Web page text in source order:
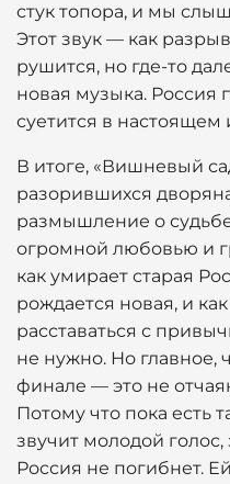
стук топора, и мы
Этот звук — как
рушится, но где-то
новая музыка. Россия
суетится в настоящем
В итоге, «Вишневый
разорившихся
размышление о
огромной любовью и
как умирает старая
рождается новая, и
расставаться с
не нужно. Но главное,
финале — это не
Потому что пока есть
звучит молодой
Россия не погибнет.